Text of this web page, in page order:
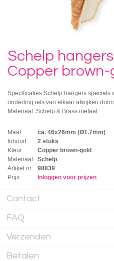
Schelp
Copper brown-
Specificaties Schelp hangers specials
onderling iets van elkaar afwijken
Materiaal: Schelp & Brass metaal
Maat:
ca. 46x26mm (Ø1.7mm)
Inhoud:
2 stuks
Kleur:
Copper brown-gold
Materiaal: Schelp
Artikel nr:
98839
Prijs:
Inloggen voor prijzen
Contact
FAQ
Verzenden
Betalen